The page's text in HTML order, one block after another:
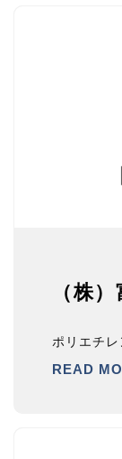
（株
ポリエチ
READ